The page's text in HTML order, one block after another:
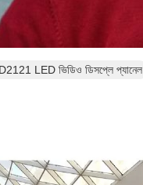
LED ভিডিও ডিসপ্লে প্যানেল